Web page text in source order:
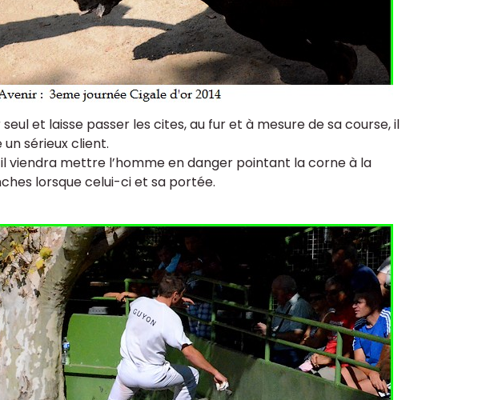
et laisse passer les cites, au fur et à mesure de sa course, il
sérieux client.
viendra mettre l’homme en danger pointant la corne à la
lorsque celui-ci et sa portée.